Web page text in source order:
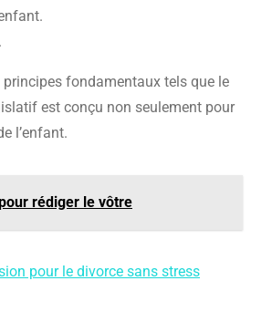
fondamentaux tels que le
est conçu non seulement pour
l’enfant.
rédiger le vôtre
pour le divorce sans stress